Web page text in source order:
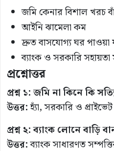
জমি কেনার বিশাল খরচ
আইনি ঝামেলা কম
দ্রুত বাসযোগ্য ঘর পাওয়া
ব্যাংক ও সরকারি
প্রশ্নোত্তর
প্রশ্ন ১: জমি না কিনে কি
উত্তর:হ্যাঁ, সরকারি ও
প্রশ্ন ২: ব্যাংক লোনে বাড়ি
উত্তর:ব্যাংক সাধারণত